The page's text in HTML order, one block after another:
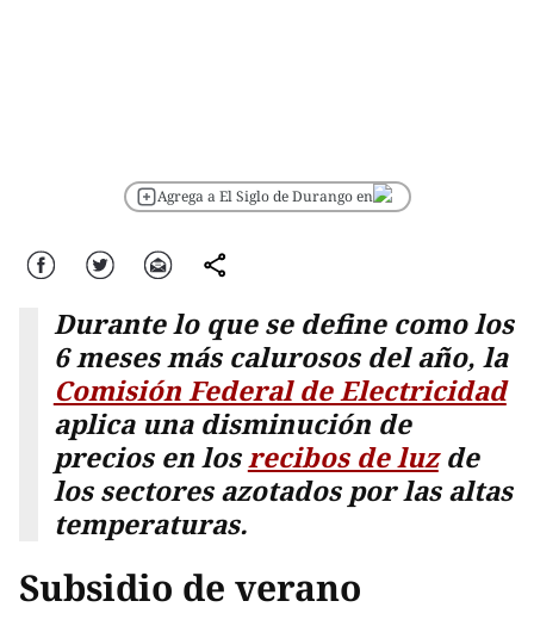
Agrega a El Siglo de Durango en
Facebook Twitter Correo comparte
Durante lo que se define como los
6 meses más calurosos del año, la
Comisión Federal de Electricidad
aplica una disminución de
precios en losrecibos de luzde
los sectores azotados por las altas
temperaturas.
Subsidio de verano